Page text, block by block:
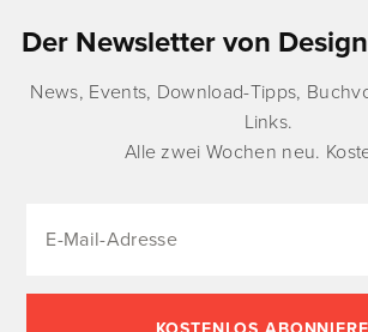
Der Newsletter von
News, Events, Download-Tipps,
Links.
Alle zwei Wochen neu.